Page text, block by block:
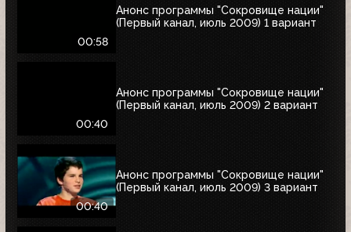
00:58
Анонс программы "Сокровище нации"
(Первый канал, июль 2009) 1 вариант
00:40
Анонс программы "Сокровище нации"
(Первый канал, июль 2009) 2 вариант
00:40
Анонс программы "Сокровище нации"
(Первый канал, июль 2009) 3 вариант